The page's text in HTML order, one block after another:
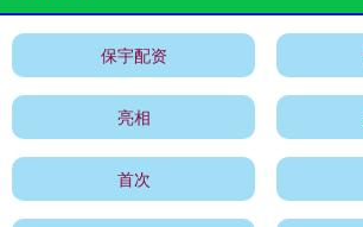
保宇配资
亮相
首次